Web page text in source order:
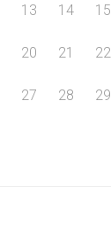
13 14 15
20 21 22
27 28 29